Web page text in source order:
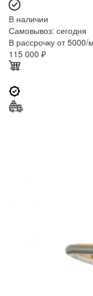
В наличии
Самовывоз: сегодня
В рассрочку от 5000/
115 000 ₽